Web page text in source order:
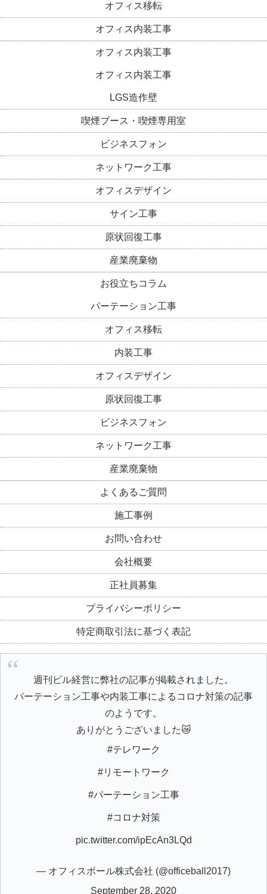
オフィス移転
オフィス内装工事
オフィス内装工事
オフィス内装工事
LGS造作壁
喫煙ブース・喫煙専用室
ビジネスフォン
ネットワーク工事
オフィスデザイン
サイン工事
原状回復工事
産業廃棄物
お役立ちコラム
パーテーション工事
オフィス移転
内装工事
オフィスデザイン
原状回復工事
ビジネスフォン
ネットワーク工事
産業廃棄物
よくあるご質問
施工事例
お問い合わせ
会社概要
正社員募集
プライバシーポリシー
特定商取引法に基づく表記
週刊ビル経営に弊社の記事が掲載されました。
パーテーション工事や内装工事によるコロナ対策の記事
のようです。
ありがとうございました😿
#テレワーク
#リモートワーク
#パーテーション工事
#コロナ対策
pic.twitter.com/ipEcAn3LQd
— オフィスボール株式会社 (@officeball2017)
September 28, 2020